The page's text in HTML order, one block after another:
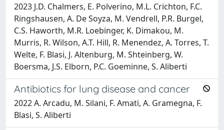
2023 J.D. Chalmers, E. Polverino, M.L. Crichton, F.C.
Ringshausen, A. De Soyza, M. Vendrell, P.R. Burgel,
C.S. Haworth, M.R. Loebinger, K. Dimakou, M.
Murris, R. Wilson, A.T. Hill, R. Menendez, A. Torres, T.
Welte, F. Blasi, J. Altenburg, M. Shteinberg, W.
Boersma, J.S. Elborn, P.C. Goeminne, S. Aliberti
Antibiotics for lung disease and cancer
2022 A. Arcadu, M. Silani, F. Amati, A. Gramegna, F.
Blasi, S. Aliberti